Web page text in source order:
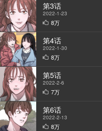
StarScore
第3话
2022-1-23
8万
第4话
2022-1-30
8万
第5话
2022-2-6
7万
第6话
2022-2-13
8万